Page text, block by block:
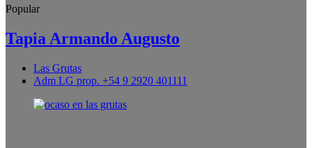
Popular
Tapia Armando Augusto
Las Grutas
Adm LG prop. +54 9 2920 401111